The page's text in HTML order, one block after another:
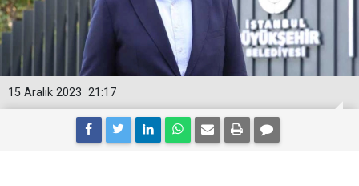
21:17
15 Aralık 2023